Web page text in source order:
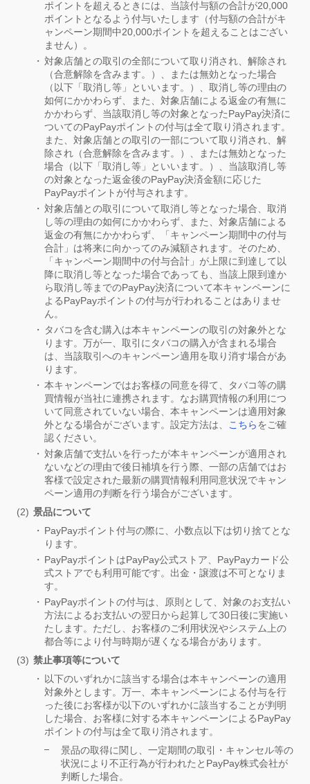
ポイントを超えるときには、当該付与額の合計が20,000
ポイントとなるよう付与いたします（付与額の合計がキ
ャンペーン期間中20,000ポイントを超えることはござい
ません）。
対象店舗との取引の全部について取り消され、解除され
（合意解除を含みます。）、または無効となった場合
（以下「取消し等」といいます。）、取消し等の理由の
如何にかかわらず、また、対象店舗による返金の有無に
かかわらず、当該取消し等の対象となったPayPay決済に
ついてのPayPayポイントの付与は全て取り消されます。
また、対象店舗との取引の一部について取り消され、解
除され（合意解除を含みます。）、または無効となった
場合（以下「取消し等」といいます。）、当該取消し等
の対象となった返金後のPayPay決済金額に応じた
PayPayポイントが付与されます。
対象店舗との取引について取消し等となった場合、取消
し等の理由の如何にかかわらず、また、対象店舗による
返金の有無にかかわらず、「キャンペーン期間中の付与
合計」は将来に向かってのみ減額されます。そのため、
「キャンペーン期間中の付与合計」が上限に到達して以
降に取消し等となった場合であっても、当該上限到達か
ら取消し等までのPayPay決済について本キャンペーンに
よるPayPayポイントの付与が行われることはありませ
ん。
タバコを含む購入は本キャンペーンの取引の対象外とな
ります。万が一、取引にタバコの購入が含まれる場合
は、当該取引へのキャンペーン適用を取り消す場合があ
ります。
本キャンペーンではお客様の同意を得て、タバコ等の購
買情報が当社に連携されます。なお購買情報の利用につ
いて同意されていない場合、本キャンペーンは適用対象
外となる場合がございます。設定方法は、
こちらをご確
認ください。
対象店舗で支払いを行ったが本キャンペーンが適用され
ないなどの理由で後日補填を行う際、一部の店舗ではお
客様で設定された最新の購買情報利用同意状況でキャン
ペーン適用の判断を行う場合がございます。
景品について
PayPayポイント付与の際に、小数点以下は切り捨てとな
ります。
PayPayポイントはPayPay公式ストア、PayPayカード公
式ストアでも利用可能です。出金・譲渡は不可となりま
す。
PayPayポイントの付与は、原則として、対象のお支払い
方法によるお支払いの翌日から起算して30日後に実施い
たします。ただし、お客様のご利用状況やシステム上の
都合等により付与時期が遅くなる場合があります。
禁止事項等について
以下のいずれかに該当する場合は本キャンペーンの適用
対象外とします。万一、本キャンペーンによる付与を行
った後にお客様が以下のいずれかに該当することが判明
した場合、お客様に対する本キャンペーンによるPayPay
ポイントの付与は全て取り消されます。
景品の取得に関し、一定期間の取引・キャンセル等の
状況により不正行為が行われたとPayPay株式会社が
判断した場合。